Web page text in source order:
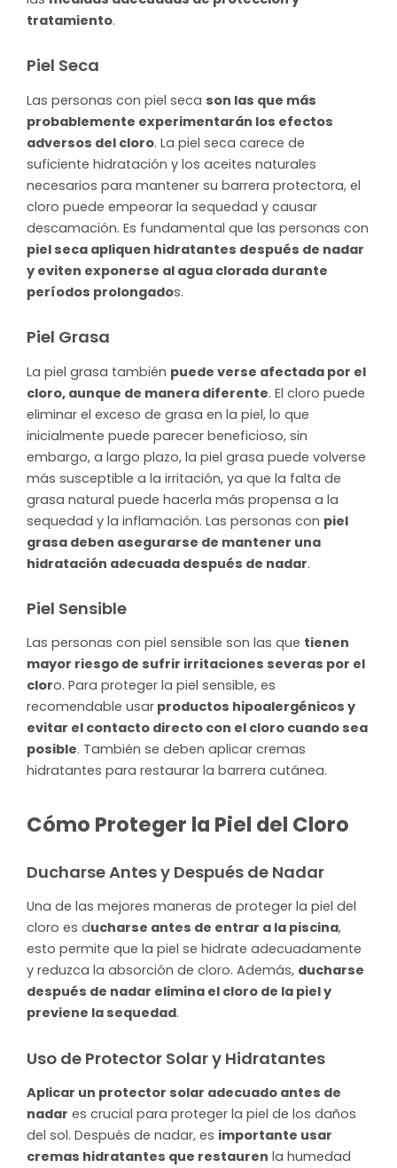
tratamiento.
Piel Seca
Las personas con piel seca son las que más
probablemente experimentarán los efectos
adversos del cloro. La piel seca carece de
suficiente hidratación y los aceites naturales
necesarios para mantener su barrera protectora, el
cloro puede empeorar la sequedad y causar
descamación. Es fundamental que las personas con
piel seca apliquen hidratantes después de nadar
y eviten exponerse al agua clorada durante
períodos prolongados.
Piel Grasa
La piel grasa también puede verse afectada por el
cloro, aunque de manera diferente. El cloro puede
eliminar el exceso de grasa en la piel, lo que
inicialmente puede parecer beneficioso, sin
embargo, a largo plazo, la piel grasa puede volverse
más susceptible a la irritación, ya que la falta de
grasa natural puede hacerla más propensa a la
sequedad y la inflamación. Las personas con piel
grasa deben asegurarse de mantener una
hidratación adecuada después de nadar.
Piel Sensible
Las personas con piel sensible son las que tienen
mayor riesgo de sufrir irritaciones severas por el
cloro. Para proteger la piel sensible, es
recomendable usar productos hipoalergénicos y
evitar el contacto directo con el cloro cuando sea
posible. También se deben aplicar cremas
hidratantes para restaurar la barrera cutánea.
Cómo Proteger la Piel del Cloro
Ducharse Antes y Después de Nadar
Una de las mejores maneras de proteger la piel del
cloro es ducharse antes de entrar a la piscina,
esto permite que la piel se hidrate adecuadamente
y reduzca la absorción de cloro. Además, ducharse
después de nadar elimina el cloro de la piel y
previene la sequedad.
Uso de Protector Solar y Hidratantes
Aplicar un protector solar adecuado antes de
nadar es crucial para proteger la piel de los daños
del sol. Después de nadar, es importante usar
cremas hidratantes que restauren la humedad